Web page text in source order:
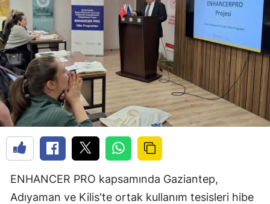
ENHANCER PRO kapsamında Gaziantep,
Adıyaman ve Kilis'te ortak kullanım tesisleri hibe